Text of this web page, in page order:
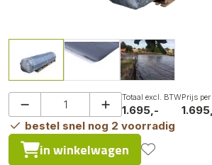
Totaal excl. BTW
1.695,-
Prijs
bestel snel nog 2 voorradig
in winkelwagen